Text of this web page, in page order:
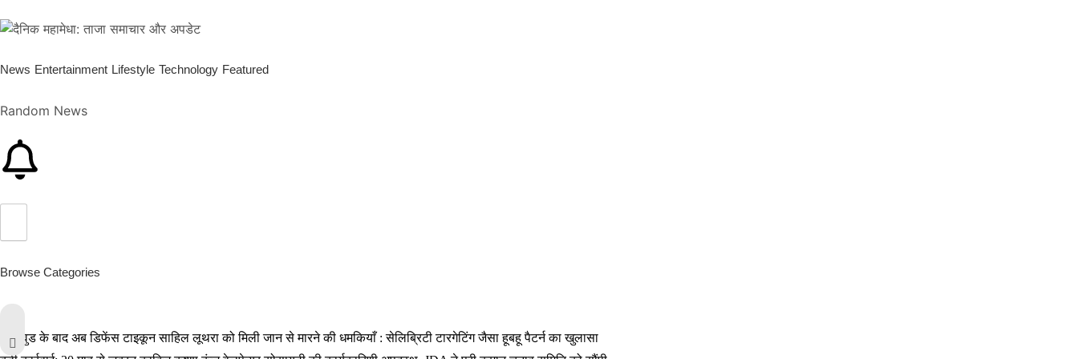
News Entertainment Lifestyle Technology Featured
Random News
Browse Categories
बॉलीवुड के बाद अब डिफेंस टाइकून साहिल लूथरा को मिली जान से मारने की धमकियाँ : सेलिब्रिटी टारगेटिंग जैसा हूबहू पैटर्न का खुलासा